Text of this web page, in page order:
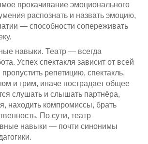
прокачивание эмоционального
распознать и назвать эмоцию,
— способности сопереживать
навыки. Театр — всегда
Успех спектакля зависит от всей
репетицию, спектакль,
и грим, иначе пострадает общее
слушать и слышать партнёра,
находить компромиссы, брать
По сути, театр
навыки — почти синонимы